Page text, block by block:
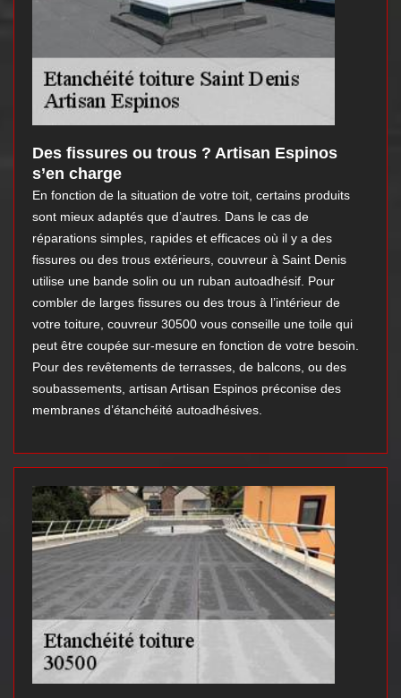
Des fissures ou trous ? Artisan Espinos
s’en charge
En fonction de la situation de votre toit, certains produits
sont mieux adaptés que d’autres. Dans le cas de
réparations simples, rapides et efficaces où il y a des
fissures ou des trous extérieurs, couvreur à Saint Denis
utilise une bande solin ou un ruban autoadhésif. Pour
combler de larges fissures ou des trous à l’intérieur de
votre toiture, couvreur 30500 vous conseille une toile qui
peut être coupée sur-mesure en fonction de votre besoin.
Pour des revêtements de terrasses, de balcons, ou des
soubassements, artisan Artisan Espinos préconise des
membranes d’étanchéité autoadhésives.